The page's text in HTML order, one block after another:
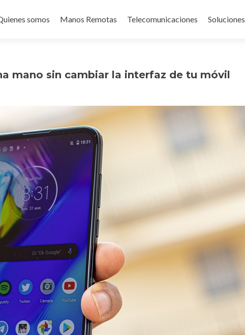
somos Manos Remotas Telecomunicaciones Soluciones
mano sin cambiar la interfaz de tu móvil